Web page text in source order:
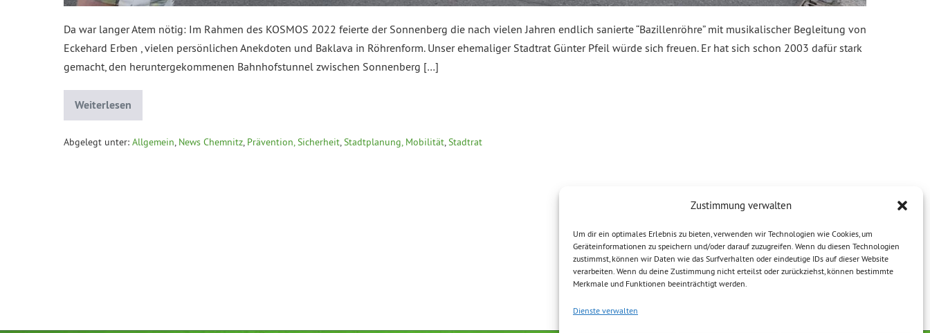
Zustimmung verwalten
Um dir ein optimales Erlebnis zu bieten, verwenden wir Technologien wie Cookies, um
Geräteinformationen zu speichern und/oder darauf zuzugreifen. Wenn du diesen Technologien
zustimmst, können wir Daten wie das Surfverhalten oder eindeutige IDs auf dieser Website
verarbeiten. Wenn du deine Zustimmung nicht erteilst oder zurückziehst, können bestimmte
Merkmale und Funktionen beeinträchtigt werden.
Dienste verwalten
Da war langer Atem nötig: Im Rahmen des KOSMOS 2022 feierte der Sonnenberg die nach vielen Jahren endlich sanierte “Bazillenröhre” mit musikalischer Begleitung von
Eckehard Erben , vielen persönlichen Anekdoten und Baklava in Röhrenform. Unser ehemaliger Stadtrat Günter Pfeil würde sich freuen. Er hat sich schon 2003 dafür stark
gemacht, den heruntergekommenen Bahnhofstunnel zwischen Sonnenberg […]
Weiterlesen
Abgelegt unter: Allgemein, News Chemnitz, Prävention, Sicherheit,Stadtplanung, Mobilität,Stadtrat